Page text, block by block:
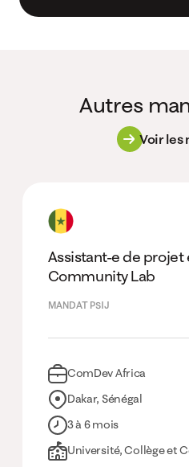
Autres
Voir les
Assistant-e de
Community Lab
MANDAT PSIJ
ComDev Africa
Dakar, Sénégal
3 à 6 mois
Université, Collège et